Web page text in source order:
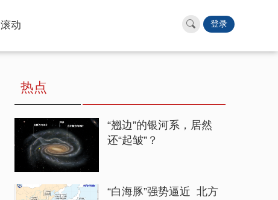
滚动 登录
热点
“翘边”的银河系，居然
还“起皱”？
“白海豚”强势逼近 北方